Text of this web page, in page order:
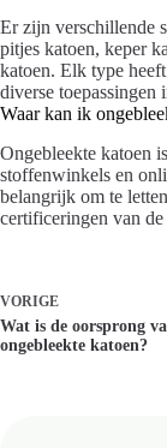
Er zijn verschillende
pitjes katoen, keper
katoen. Elk type
diverse toepassingen
Waar kan ik
Ongebleekte katoen
stoffenwinkels en
belangrijk om te
certificeringen van de
VORIGE
Wat is de oorsprong
ongebleekte katoen?